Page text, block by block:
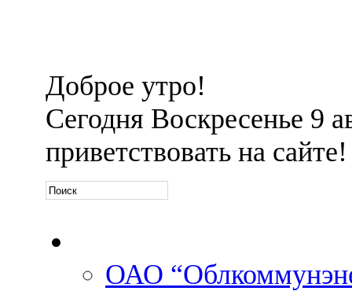
Доброе утро!
Сегодня Воскресенье 9
приветствовать на сайте!
ОАО